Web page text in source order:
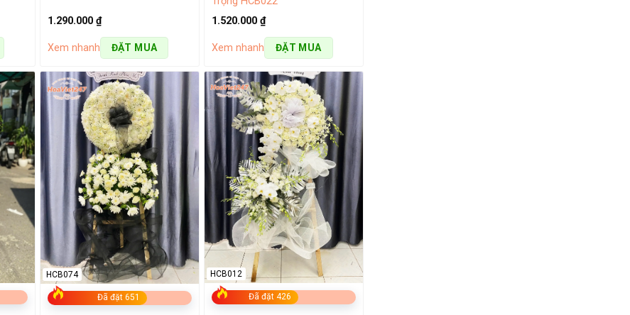
có một mục đích khác nhau. Vì vậy, cửa hàng luôn có sẵn các mẫu hoa
hàng sử dụng làmhoa 8 3 lẵng hoa chúc mừng 20 11,hoa mừng
thiết kế riêng cho mình.
1.290.000 ₫
Xem nhanh ĐẶT MUA
1.520.000 ₫
Xem nhanh ĐẶT MUA
Đã đặt 651
HCB074
Đã đặt 426
HCB012